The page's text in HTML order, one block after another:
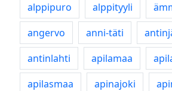
alppipuro
alppityyli
angervo
anni-täti
antinlahti
apilamaa
apilasmaa
apinajoki